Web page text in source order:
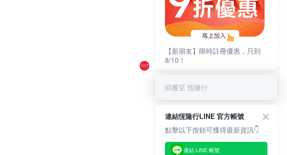
【新朋友】限時註冊優惠，只到
8/10！
回覆至 恆隆行
連結恆隆行LINE 官方帳號
點擊以下按鈕可獲得最新資訊👇
連結 LINE 帳號